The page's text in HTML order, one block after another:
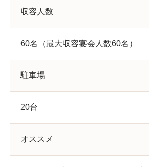
収容人数
60名（最大収容宴会人数60名）
駐車場
20台
オススメ